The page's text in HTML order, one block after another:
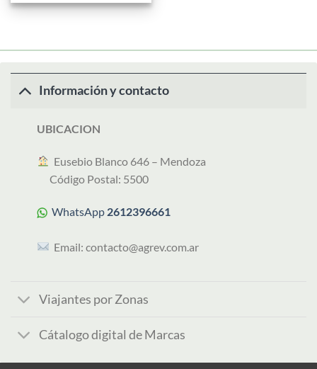
Información y contacto
UBICACION
︎ Eusebio Blanco 646 – Mendoza
Código Postal: 5500
WhatsApp 2612396661
Email:contacto@agrev.com.ar
Viajantes por Zonas
Cátalogo digital de Marcas